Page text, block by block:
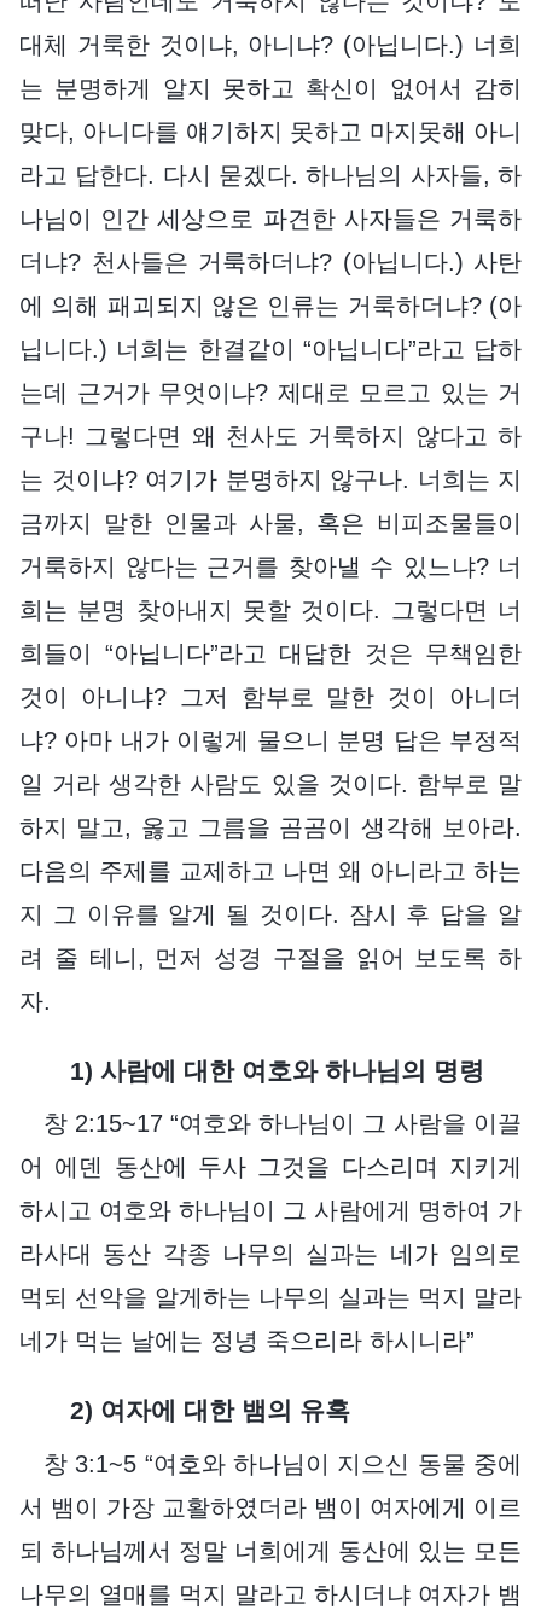
대체 거룩한 것이냐, 아니냐? (아닙니다.) 너희
는 분명하게 알지 못하고 확신이 없어서 감히
맞다, 아니다를 얘기하지 못하고 마지못해 아니
라고 답한다. 다시 묻겠다. 하나님의 사자들, 하
나님이 인간 세상으로 파견한 사자들은 거룩하
더냐? 천사들은 거룩하더냐? (아닙니다.) 사탄
에 의해 패괴되지 않은 인류는 거룩하더냐? (아
닙니다.) 너희는 한결같이 “아닙니다”라고 답하
는데 근거가 무엇이냐? 제대로 모르고 있는 거
구나! 그렇다면 왜 천사도 거룩하지 않다고 하
는 것이냐? 여기가 분명하지 않구나. 너희는 지
금까지 말한 인물과 사물, 혹은 비피조물들이
거룩하지 않다는 근거를 찾아낼 수 있느냐? 너
희는 분명 찾아내지 못할 것이다. 그렇다면 너
희들이 “아닙니다”라고 대답한 것은 무책임한
것이 아니냐? 그저 함부로 말한 것이 아니더
냐? 아마 내가 이렇게 물으니 분명 답은 부정적
일 거라 생각한 사람도 있을 것이다. 함부로 말
하지 말고, 옳고 그름을 곰곰이 생각해 보아라.
다음의 주제를 교제하고 나면 왜 아니라고 하는
지 그 이유를 알게 될 것이다. 잠시 후 답을 알
려 줄 테니, 먼저 성경 구절을 읽어 보도록 하
자.
1) 사람에 대한 여호와 하나님의 명령
창 2:15~17 “여호와 하나님이 그 사람을 이끌
어 에덴 동산에 두사 그것을 다스리며 지키게
하시고 여호와 하나님이 그 사람에게 명하여 가
라사대 동산 각종 나무의 실과는 네가 임의로
먹되 선악을 알게하는 나무의 실과는 먹지 말라
네가 먹는 날에는 정녕 죽으리라 하시니라”
2) 여자에 대한 뱀의 유혹
창 3:1~5 “여호와 하나님이 지으신 동물 중에
서 뱀이 가장 교활하였더라 뱀이 여자에게 이르
되 하나님께서 정말 너희에게 동산에 있는 모든
나무의 열매를 먹지 말라고 하시더냐 여자가 뱀